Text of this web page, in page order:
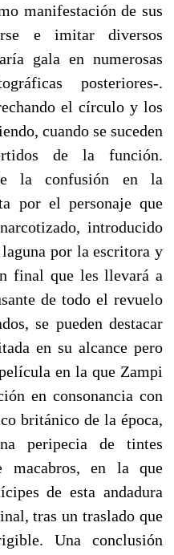
manifestación de sus
e imitar diversos
gala en numerosas
posteriores-.
el círculo y los
cuando se suceden
de la función.
la confusión en la
por el personaje que
introducido
por la escritora y
final que les llevará a
de todo el revuelo
se pueden destacar
en su alcance pero
en la que Zampi
en consonancia con
británico de la época,
peripecia de tintes
macabros, en la que
de esta andadura
tras un traslado que
Una conclusión